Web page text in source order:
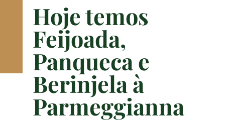
Hoje temos
Feijoada,
Panqueca e
Berinjela à
Parmeggianna